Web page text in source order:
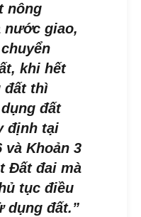
nông
nước giao,
khi hết
đất thì
đất
định tại
và Khoản 3
Đất đai mà
tục điều
dụng đất.”